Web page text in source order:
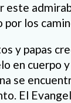
este
los
y papas
en cuerpo
se
El